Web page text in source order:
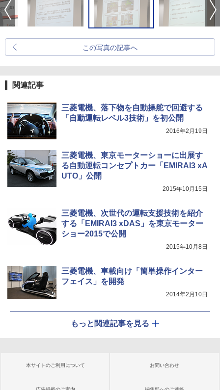
この写真の記事へ
関連記事
三菱電機、落下物を自動操舵で回避する
「自動運転レベル3技術」を初公開
2016年2月19日
三菱電機、東京モーターショーに出展す
る自動運転コンセプトカー「EMIRAI3 xA
UTO」公開
2015年10月15日
三菱電機、次世代の運転支援技術を紹介
する「EMIRAI3 xDAS」を東京モーター
ショー2015で公開
2015年10月8日
三菱電機、車載向け「簡単操作インター
フェイス」を開発
2014年2月10日
もっと関連記事を見る
本サイトのご利用について お問い合わせ